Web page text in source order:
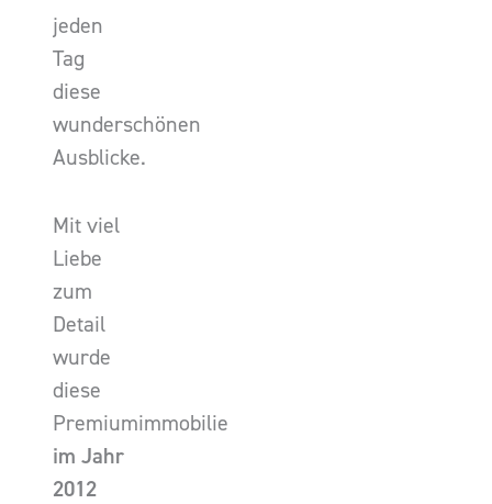
jeden
Tag
diese
wunderschönen
Ausblicke.
Mit viel
Liebe
zum
Detail
wurde
diese
Premiumimmobilie
im Jahr
2012